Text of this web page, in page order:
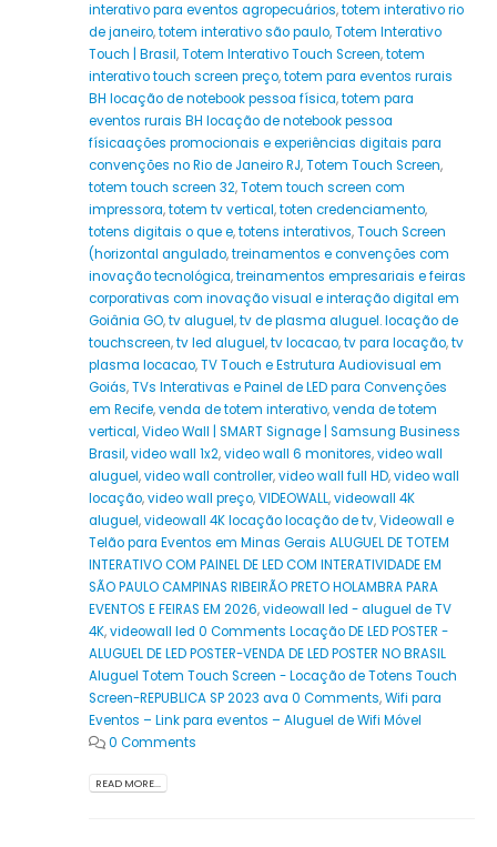
interativo para eventos agropecuários,totem interativo rio
de janeiro,totem interativo são paulo,Totem Interativo
Touch | Brasil,Totem Interativo Touch Screen,totem
interativo touch screen preço,totem para eventos rurais
BH locação de notebook pessoa física,totem para
eventos rurais BH locação de notebook pessoa
físicaações promocionais e experiências digitais para
convenções no Rio de Janeiro RJ,Totem Touch Screen,
totem touch screen 32,Totem touch screen com
impressora,totem tv vertical,toten credenciamento,
totens digitais o que e,totens interativos,Touch Screen
(horizontal angulado,treinamentos e convenções com
inovação tecnológica,treinamentos empresariais e feiras
corporativas com inovação visual e interação digital em
Goiânia GO,tv aluguel,tv de plasma aluguel. locação de
touchscreen,tv led aluguel,tv locacao,tv para locação,tv
plasma locacao,TV Touch e Estrutura Audiovisual em
Goiás,TVs Interativas e Painel de LED para Convenções
em Recife,venda de totem interativo,venda de totem
vertical,Video Wall | SMART Signage | Samsung Business
Brasil,video wall 1x2,video wall 6 monitores,video wall
aluguel,video wall controller,video wall full HD,video wall
locação,video wall preço,VIDEOWALL,videowall 4K
aluguel,videowall 4K locação locação de tv,Videowall e
Telão para Eventos em Minas Gerais ALUGUEL DE TOTEM
INTERATIVO COM PAINEL DE LED COM INTERATIVIDADE EM
SÃO PAULO CAMPINAS RIBEIRÃO PRETO HOLAMBRA PARA
EVENTOS E FEIRAS EM 2026,videowall led - aluguel de TV
4K,videowall led 0 Comments Locação DE LED POSTER -
ALUGUEL DE LED POSTER-VENDA DE LED POSTER NO BRASIL
Aluguel Totem Touch Screen - Locação de Totens Touch
Screen-REPUBLICA SP 2023 ava 0 Comments,Wifi para
Eventos – Link para eventos – Aluguel de Wifi Móvel
0 Comments
READ MORE...